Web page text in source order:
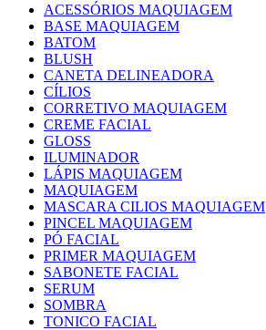
ACESSÓRIOS MAQUIAGEM
BASE MAQUIAGEM
BATOM
BLUSH
CANETA DELINEADORA
CÍLIOS
CORRETIVO MAQUIAGEM
CREME FACIAL
GLOSS
ILUMINADOR
LÁPIS MAQUIAGEM
MAQUIAGEM
MASCARA CILIOS MAQUIAGEM
PINCEL MAQUIAGEM
PÓ FACIAL
PRIMER MAQUIAGEM
SABONETE FACIAL
SERUM
SOMBRA
TONICO FACIAL